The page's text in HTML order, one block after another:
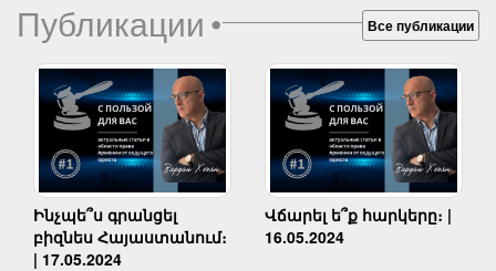
Публикации• Все публикации
Ինչպե՞ս գրանցել
բիզնես Հայաստանում։
| 17.05.2024
Վճարել ե՞ք հարկերը։ |
16.05.2024